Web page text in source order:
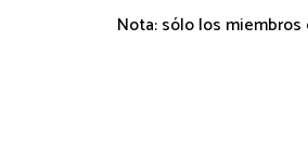
Nota: sólo los